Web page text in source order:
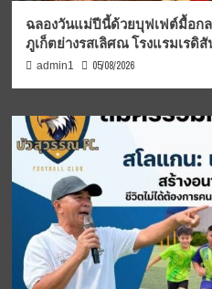
ฉลองวันแม่ปีนี้ด้วยบุฟเฟต์มื้อก
ภูเก็ตย่างรสเลิศณ โรงแรมเรดิ
admin1 05/08/2026